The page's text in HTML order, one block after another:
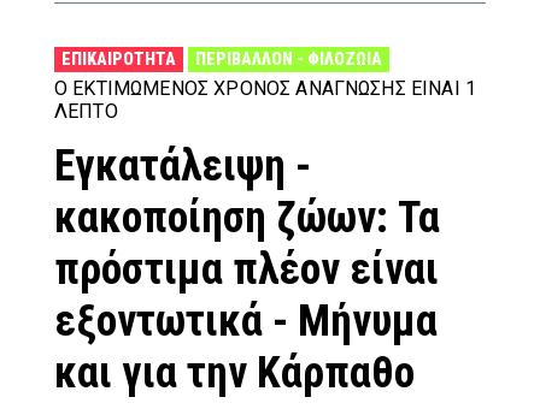
ΕΠΙΚΑΙΡΌΤΗΤΑ ΠΕΡΙΒΆΛΛΟΝ - ΦΙΛΟΖΩΊΑ
Ο ΕΚΤΙΜΏΜΕΝΟΣ ΧΡΌΝΟΣ ΑΝΆΓΝΩΣΗΣ ΕΊΝΑΙ 1
ΛΕΠΤΌ
Εγκατάλειψη -
κακοποίηση ζώων: Τα
πρόστιμα πλέον είναι
εξοντωτικά - Μήνυμα
και για την Κάρπαθο